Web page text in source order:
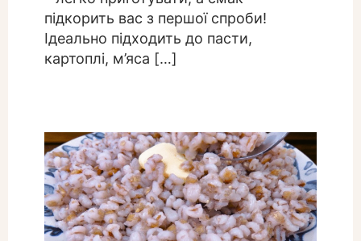
підкорить вас з першої спроби!
Ідеально підходить до пасти,
картоплі, м’яса […]